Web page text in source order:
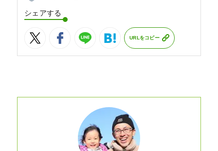
シェアする
URLをコピー